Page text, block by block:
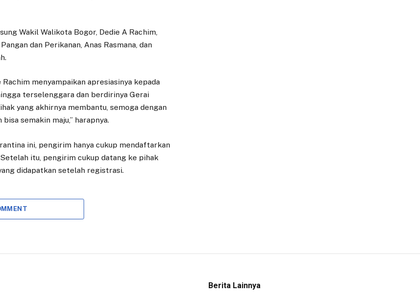
Wakil Walikota Bogor, Dedie A Rachim,
dan Perikanan, Anas Rasmana, dan
menyampaikan apresiasinya kepada
terselenggara dan berdirinya Gerai
yang akhirnya membantu, semoga dengan
semakin maju,” harapnya.
ini, pengirim hanya cukup mendaftarkan
itu, pengirim cukup datang ke pihak
didapatkan setelah registrasi.
Berita Lainnya